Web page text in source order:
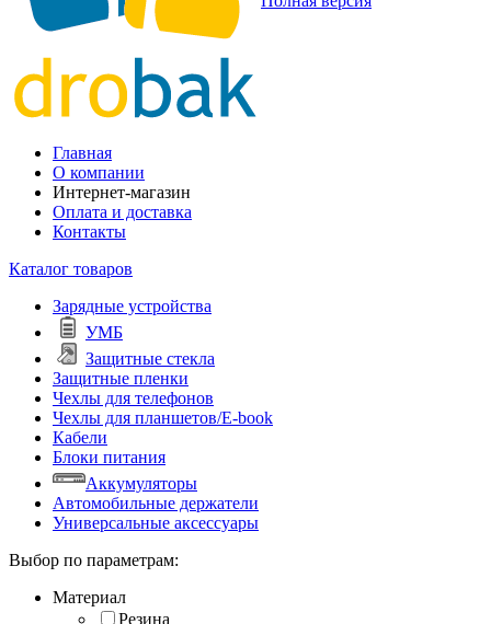
Главная
О компании
Интернет-магазин
Оплата и доставка
Контакты
Каталог товаров
Зарядные устройства
УМБ
Защитные стекла
Защитные пленки
Чехлы для телефонов
Чехлы для планшетов/E-book
Кабели
Блоки питания
Аккумуляторы
Автомобильные держатели
Универсальные аксессуары
Выбор по параметрам:
Материал
Резина